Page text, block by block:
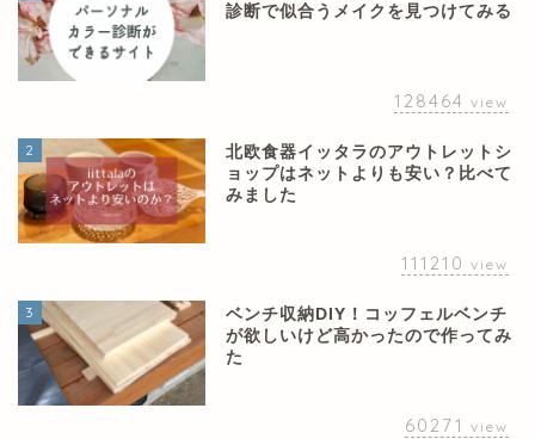
診断で似合うメイクを見つけてみる
128464 view
2
北欧食器イッタラのアウトレットシ
ョップはネットよりも安い？比べて
みました
111210 view
3
ベンチ収納DIY！コッフェルベンチ
が欲しいけど高かったので作ってみ
た
60271 view